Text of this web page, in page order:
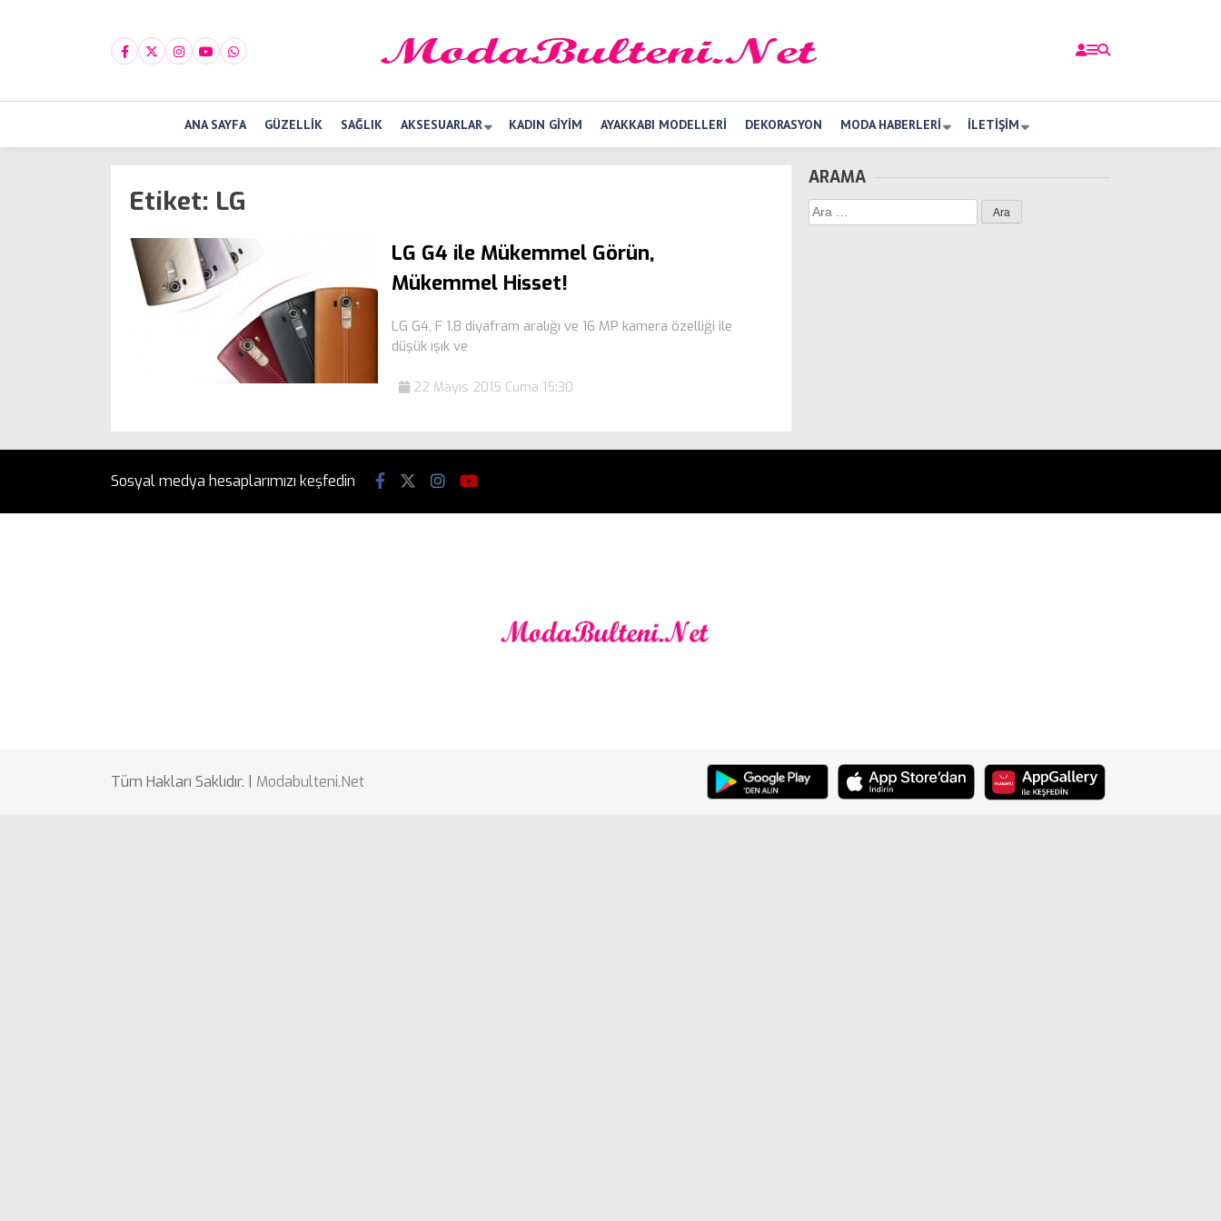
ANA SAYFA GÜZELLIK SAĞLIK AKSESUARLAR KADIN GIYIM AYAKKABI MODELLERI DEKORASYON MODA HABERLERI İLETIŞIM
Etiket: LG
LG G4 ile Mükemmel Görün,
Mükemmel Hisset!
LG G4, F 1.8 diyafram aralığı ve 16 MP kamera özelliği ile
düşük ışık ve
22 Mayıs 2015 Cuma 15:30
ARAMA
Arama:
Sosyal medya hesaplarımızı keşfedin
Tüm Hakları Saklıdır. | Modabulteni.Net